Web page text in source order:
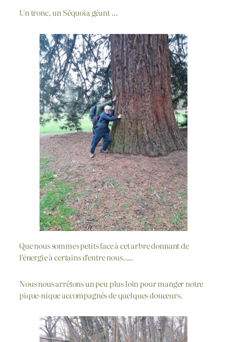
Un tronc, un Séquoia géant …
Que nous sommes petits face à cet arbre donnant de
l’énergie à certains d’entre nous…..
Nous nous arrêtons un peu plus loin pour manger notre
pique-nique accompagnés de quelques douceurs.